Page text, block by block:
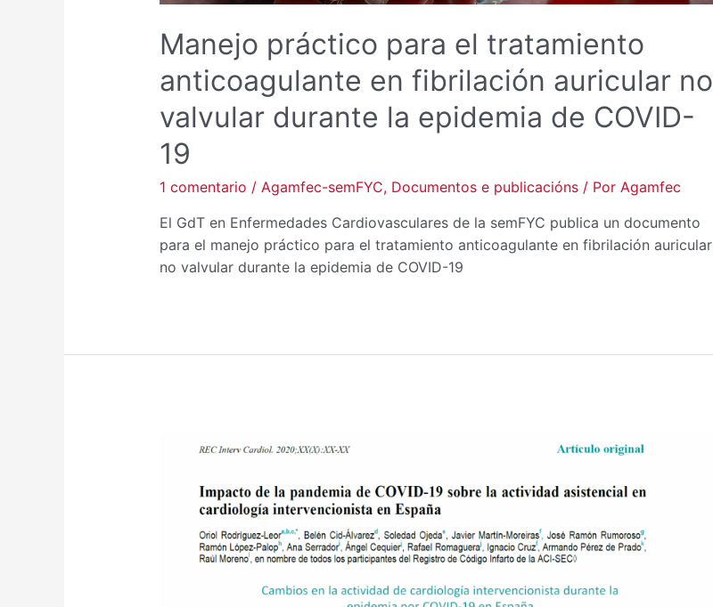
Manejo práctico para el tratamiento
anticoagulante en fibrilación auricular no
valvular durante la epidemia de COVID-
19
1 comentario / Agamfec-semFYC, Documentos e publicacións/ Por Agamfec
El GdT en Enfermedades Cardiovasculares de la semFYC publica un documento
para el manejo práctico para el tratamiento anticoagulante en fibrilación auricular
no valvular durante la epidemia de COVID-19
INFARTOS
DE
MIOCARDIO
DURANTE
PANDEMIA?